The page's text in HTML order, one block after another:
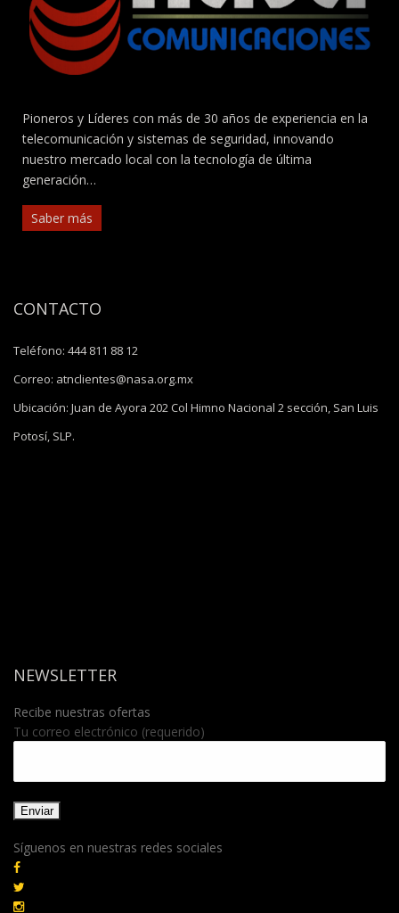
Pioneros y Líderes con más de 30 años de experiencia en la
telecomunicación y sistemas de seguridad, innovando
nuestro mercado local con la tecnología de última
generación…
Saber más
CONTACTO
Teléfono: 444 811 88 12
Correo: atnclientes@nasa.org.mx
Ubicación: Juan de Ayora 202 Col Himno Nacional 2 sección, San Luis
Potosí, SLP.
NEWSLETTER
Recibe nuestras ofertas
Tu correo electrónico (requerido)
Síguenos en nuestras redes sociales